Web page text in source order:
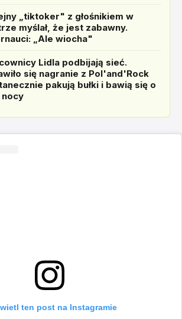
„tiktoker" z głośnikiem w
myślał, że jest zabawny.
„Ale wiocha"
Lidla podbijają sieć.
się nagranie z Pol'and'Rock
pakują bułki i bawią się o
nocy
ten post na Instagramie